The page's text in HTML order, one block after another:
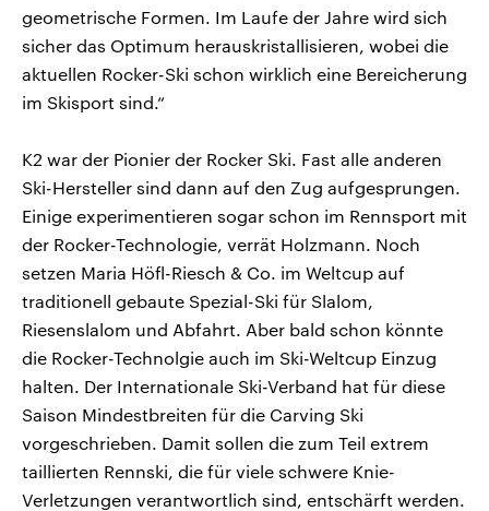
geometrische Formen. Im Laufe der Jahre wird sich
sicher das Optimum herauskristallisieren, wobei die
aktuellen Rocker-Ski schon wirklich eine Bereicherung
im Skisport sind.“
K2 war der Pionier der Rocker Ski. Fast alle anderen
Ski-Hersteller sind dann auf den Zug aufgesprungen.
Einige experimentieren sogar schon im Rennsport mit
der Rocker-Technologie, verrät Holzmann. Noch
setzen Maria Höfl-Riesch & Co. im Weltcup auf
traditionell gebaute Spezial-Ski für Slalom,
Riesenslalom und Abfahrt. Aber bald schon könnte
die Rocker-Technolgie auch im Ski-Weltcup Einzug
halten. Der Internationale Ski-Verband hat für diese
Saison Mindestbreiten für die Carving Ski
vorgeschrieben. Damit sollen die zum Teil extrem
taillierten Rennski, die für viele schwere Knie-
Verletzungen verantwortlich sind, entschärft werden.